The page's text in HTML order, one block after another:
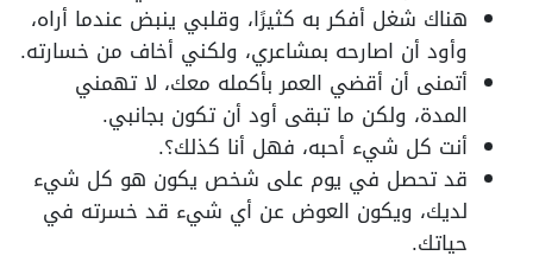
هناك شغل أفكر به كثيرًا، وقلبي ينبض عندما أراه،
وأود أن اصارحه بمشاعري، ولكني أخاف من خسارته.
أتمنى أن أقضي العمر بأكمله معك، لا تهمني
المدة، ولكن ما تبقى أود أن تكون بجانبي.
أنت كل شيء أحبه، فهل أنا كذلك؟.
قد تحصل في يوم على شخص يكون هو كل شيء
لديك، ويكون العوض عن أي شيء قد خسرته في
حياتك.